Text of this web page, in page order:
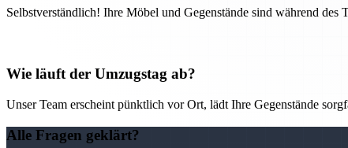
Selbstverständlich! Ihre Möbel und Gegenstände sind während des
Wie läuft der Umzugstag ab?
Unser Team erscheint pünktlich vor Ort, lädt Ihre Gegenstände
Alle Fragen geklärt?